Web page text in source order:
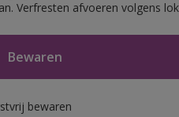
Verfresten afvoeren volgens
Bewaren
bewaren